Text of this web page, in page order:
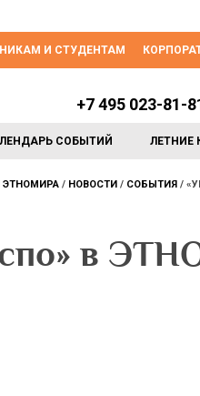
И СТУДЕНТАМ
СОБЫТИЙ ЛЕТНИЕ
+7 495 023-81-
ЭТНОМИРА НОВОСТИ СОБЫТИЯ
в